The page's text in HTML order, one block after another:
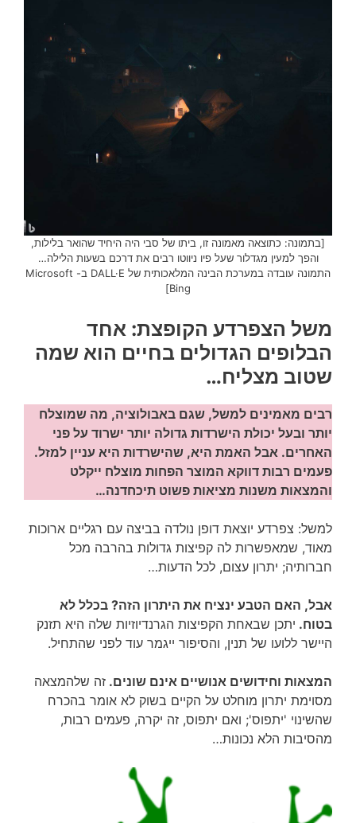
[בתמונה: כתוצאה מאמונה זו, ביתו של סבי היה היחיד שהואר בלילות,
והפך למעין מגדלור שעל פיו ניווטו רבים את דרכם בשעות הלילה…
התמונה עובדה במערכת הבינה המלאכותית של DALL·E ב- Microsoft
Bing]
משל הצפרדע הקופצת: אחד
הבלופים הגדולים בחיים הוא שמה
שטוב מצליח…
רבים מאמינים למשל, שגם באבולוציה, מה שמוצלח
יותר ובעל יכולת הישרדות גדולה יותר ישרוד על פני
האחרים. אבל האמת היא, שהישרדות היא עניין למזל.
פעמים רבות דווקא המוצר הפחות מוצלח ייקלט
והמצאות משנות מציאות פשוט תיכחדנה…
למשל: צפרדע יוצאת דופן נולדה בביצה עם רגליים ארוכות
מאוד, שמאפשרות לה קפיצות גדולות בהרבה מכל
חברותיה; יתרון עצום, לכל הדעות…
אבל, האם הטבע ינציח את היתרון הזה? בכלל לא
בטוח. יתכן שבאחת הקפיצות הגרנדיוזיות שלה היא תזנק
היישר ללועו של תנין, והסיפור ייגמר עוד לפני שהתחיל.
המצאות וחידושים אנושיים אינם שונים. זה שלהמצאה
מסוימת יתרון מוחלט על הקיים בשוק לא אומר בהכרח
שהשינוי 'יתפוס'; ואם יתפוס, זה יקרה, פעמים רבות,
מהסיבות הלא נכונות…